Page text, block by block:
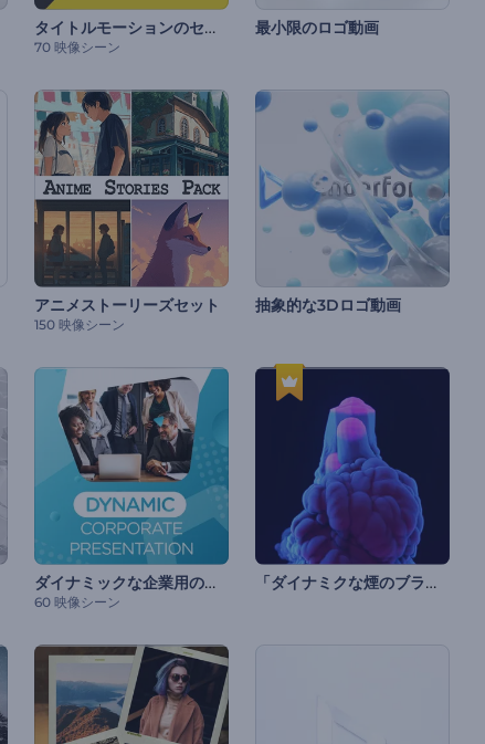
タイトルモーションのセット
70 映像シーン
最小限のロゴ動画
アニメストーリーズセット
150 映像シーン
抽象的な3Dロゴ動画
ダイナミックな企業用のプレゼンテーション
60 映像シーン
「ダイナミクな煙のブラスト」ロゴ動画